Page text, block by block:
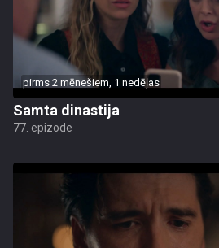
pirms 2 mēnešiem, 1 nedēļas
Samta dinastija
77. epizode